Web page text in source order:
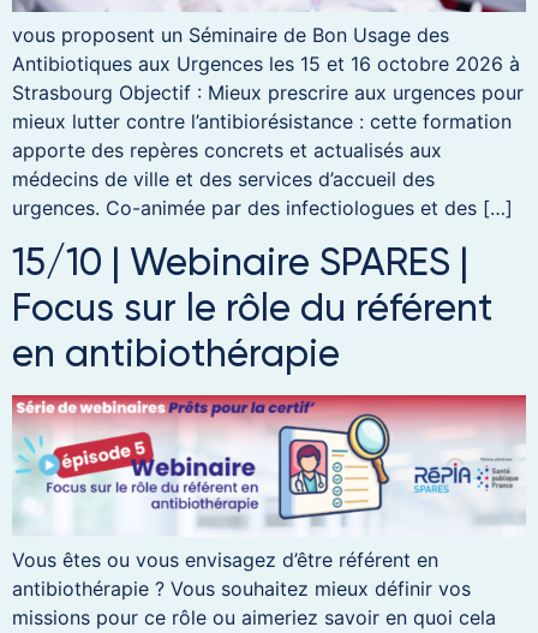
vous proposent un Séminaire de Bon Usage des
Antibiotiques aux Urgences les 15 et 16 octobre 2026 à
Strasbourg Objectif : Mieux prescrire aux urgences pour
mieux lutter contre l’antibiorésistance : cette formation
apporte des repères concrets et actualisés aux
médecins de ville et des services d’accueil des
urgences. Co-animée par des infectiologues et des […]
15/10 | Webinaire SPARES |
Focus sur le rôle du référent
en antibiothérapie
Vous êtes ou vous envisagez d’être référent en
antibiothérapie ? Vous souhaitez mieux définir vos
missions pour ce rôle ou aimeriez savoir en quoi cela